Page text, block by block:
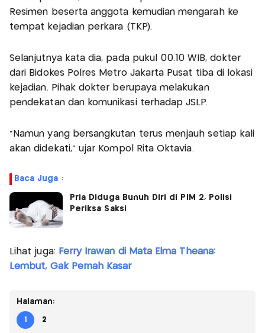
Resimen beserta anggota kemudian mengarah ke
tempat kejadian perkara (TKP).
Selanjutnya kata dia, pada pukul 00.10 WIB, dokter
dari Bidokes Polres Metro Jakarta Pusat tiba di lokasi
kejadian. Pihak dokter berupaya melakukan
pendekatan dan komunikasi terhadap JSLP.
“Namun yang bersangkutan terus menjauh setiap kali
akan didekati,” ujar Kompol Rita Oktavia.
Baca Juga :
Pria Diduga Bunuh Diri di PIM 2, Polisi
Periksa Saksi
Lihat juga: Ferry Irawan di Mata Elma Theana:
Lembut, Gak Pernah Kasar
Halaman:
1 2